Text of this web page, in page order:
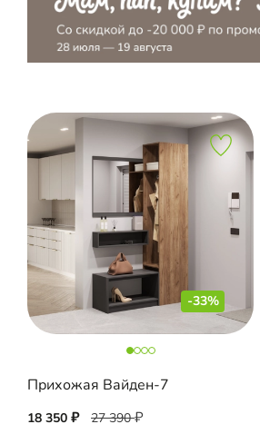
-33%
Прихожая Вайден-7
18 350 27 390